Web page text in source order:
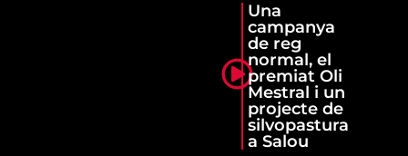
Una
campanya
de reg
normal, el
premiat Oli
Mestral i un
projecte de
silvopastura
a Salou